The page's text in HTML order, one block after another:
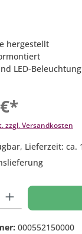
hergestellt
LED-Beleuchtung
zzgl. Versandkosten
Lieferzeit: ca.
Gib den gewünschten
000552150000